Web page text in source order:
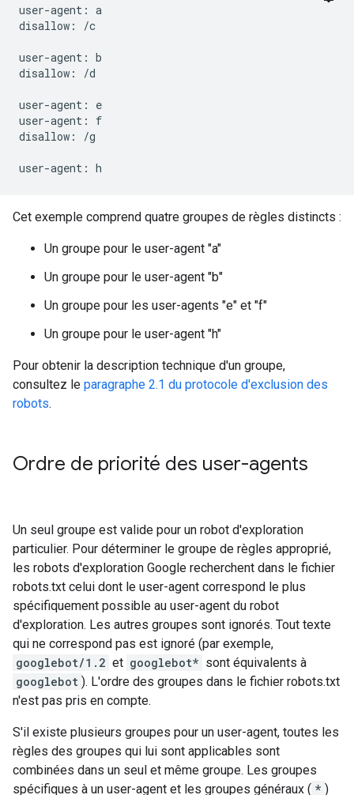
user-agent: a
disallow: /c
user-agent: b
disallow: /d
user-agent: e
user-agent: f
disallow: /g
Cet exemple comprend quatre groupes de règles distincts :
Un groupe pour le user-agent "a"
Un groupe pour le user-agent "b"
Un groupe pour les user-agents "e" et "f"
Un groupe pour le user-agent "h"
Pour obtenir la description technique d'un groupe,
consultez le paragraphe 2.1 du protocole d'exclusion des
robots.
Ordre de priorité des user-agents
Un seul groupe est valide pour un robot d'exploration
particulier. Pour déterminer le groupe de règles approprié,
les robots d'exploration Google recherchent dans le fichier
robots.txt celui dont le user-agent correspond le plus
spécifiquement possible au user-agent du robot
d'exploration. Les autres groupes sont ignorés. Tout texte
qui ne correspond pas est ignoré (par exemple,
googlebot/1.2 et googlebot* sont équivalents à
googlebot ). L'ordre des groupes dans le fichier robots.txt
n'est pas pris en compte.
S'il existe plusieurs groupes pour un user-agent, toutes les
règles des groupes qui lui sont applicables sont
combinées dans un seul et même groupe. Les groupes
spécifiques à un user-agent et les groupes généraux ( * )